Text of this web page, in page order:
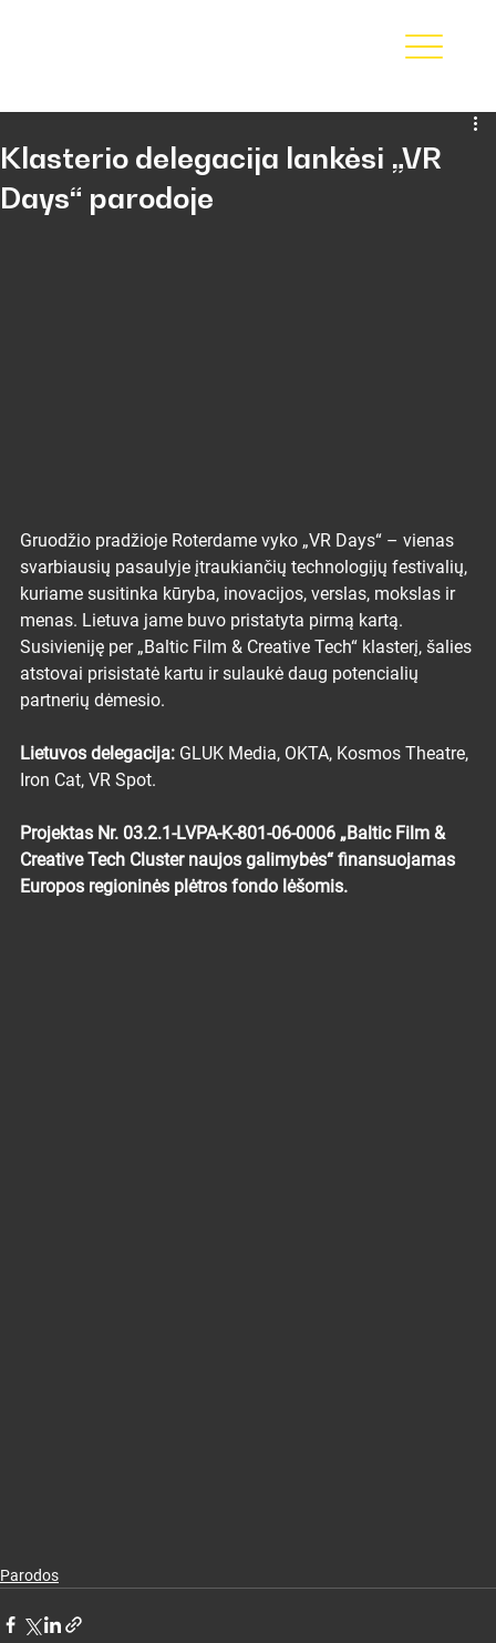
Klasterio delegacija lankėsi „VR
Days“ parodoje
Gruodžio pradžioje Roterdame vyko „VR Days“ – vienas
svarbiausių pasaulyje įtraukiančių technologijų festivalių,
kuriame susitinka kūryba, inovacijos, verslas, mokslas ir
menas. Lietuva jame buvo pristatyta pirmą kartą.
Susivieniję per „Baltic Film & Creative Tech“ klasterį, šalies
atstovai prisistatė kartu ir sulaukė daug potencialių
partnerių dėmesio.
Lietuvos delegacija: GLUK Media, OKTA, Kosmos Theatre,
Iron Cat, VR Spot.
Projektas Nr. 03.2.1-LVPA-K-801-06-0006 „Baltic Film &
Creative Tech Cluster naujos galimybės“ finansuojamas
Europos regioninės plėtros fondo lėšomis.
Parodos